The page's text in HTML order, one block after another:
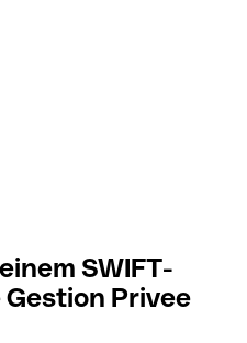
SWIFT-
Privee